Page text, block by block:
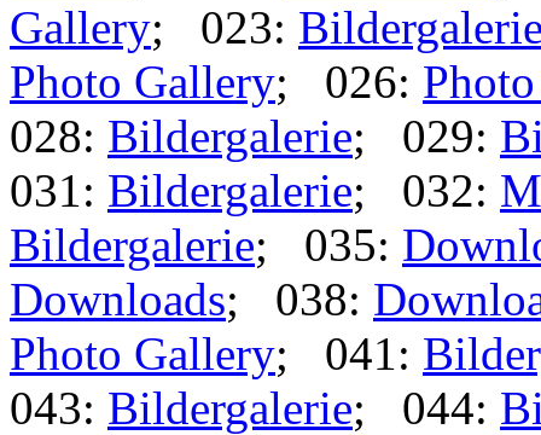
Gallery; 023:
Photo Gallery; 026:
028: Bildergalerie; 029:
031: Bildergalerie; 032:
Bildergalerie; 035:
Downloads; 038:
Photo Gallery; 041:
043: Bildergalerie; 044: